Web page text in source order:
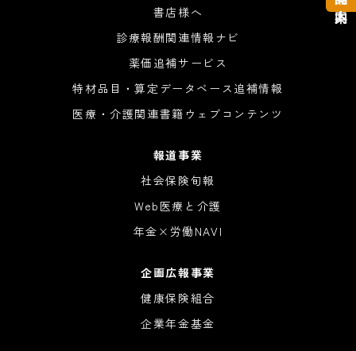
書店様へ
診療報酬関連情報ナビ
薬価追補サービス
特材品目・算定データベース追補情報
医療・介護関連書籍ウェブコンテンツ
報道事業
社会保険旬報
Web医療と介護
年金×労働NAVI
企画広報事業
健康保険組合
企業年金基金